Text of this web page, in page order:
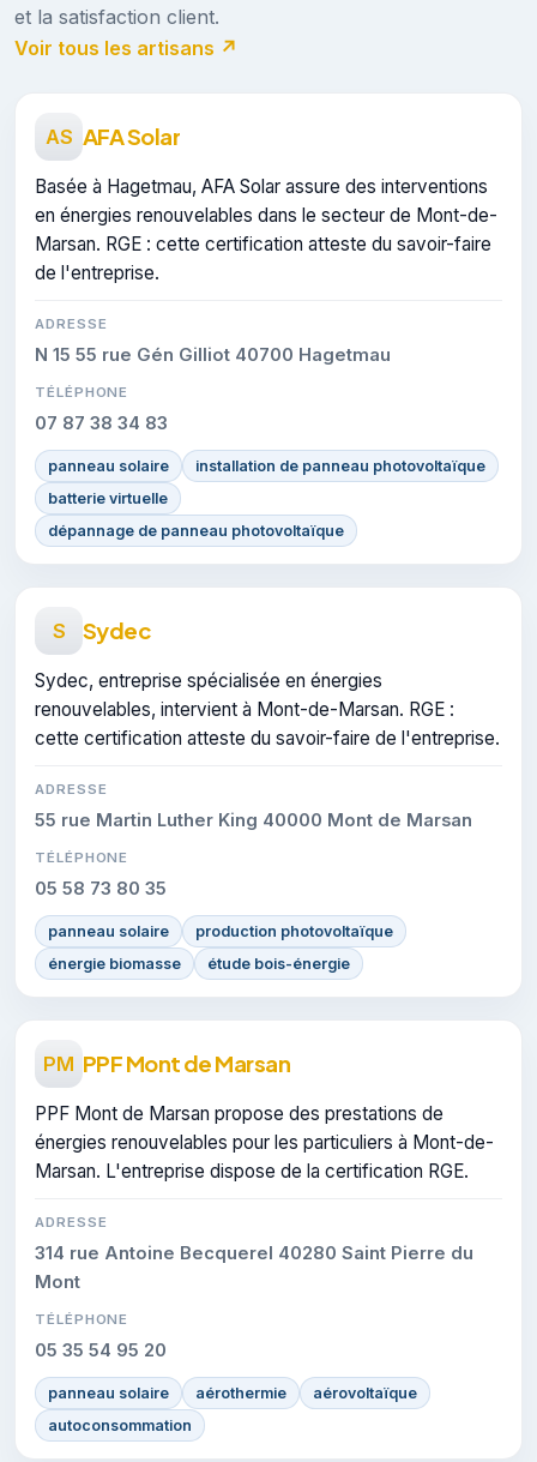
et la satisfaction client.
Voir tous les artisans ↗
AS AFA Solar
Basée à Hagetmau, AFA Solar assure des interventions
en énergies renouvelables dans le secteur de Mont-de-
Marsan. RGE : cette certification atteste du savoir-faire
de l'entreprise.
ADRESSE
N 15 55 rue Gén Gilliot 40700 Hagetmau
TÉLÉPHONE
07 87 38 34 83
panneau solaire
installation de panneau photovoltaïque
batterie virtuelle
dépannage de panneau photovoltaïque
S Sydec
Sydec, entreprise spécialisée en énergies
renouvelables, intervient à Mont-de-Marsan. RGE :
cette certification atteste du savoir-faire de l'entreprise.
ADRESSE
55 rue Martin Luther King 40000 Mont de Marsan
TÉLÉPHONE
05 58 73 80 35
panneau solaire
production photovoltaïque
énergie biomasse
étude bois-énergie
PM PPF Mont de Marsan
PPF Mont de Marsan propose des prestations de
énergies renouvelables pour les particuliers à Mont-de-
Marsan. L'entreprise dispose de la certification RGE.
ADRESSE
314 rue Antoine Becquerel 40280 Saint Pierre du
Mont
TÉLÉPHONE
05 35 54 95 20
panneau solaire aérothermie
aérovoltaïque
autoconsommation